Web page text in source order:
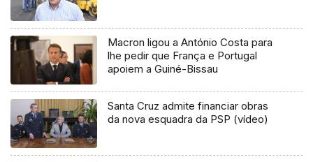
Macron ligou a António Costa para
lhe pedir que França e Portugal
apoiem a Guiné-Bissau
Santa Cruz admite financiar obras
da nova esquadra da PSP (vídeo)